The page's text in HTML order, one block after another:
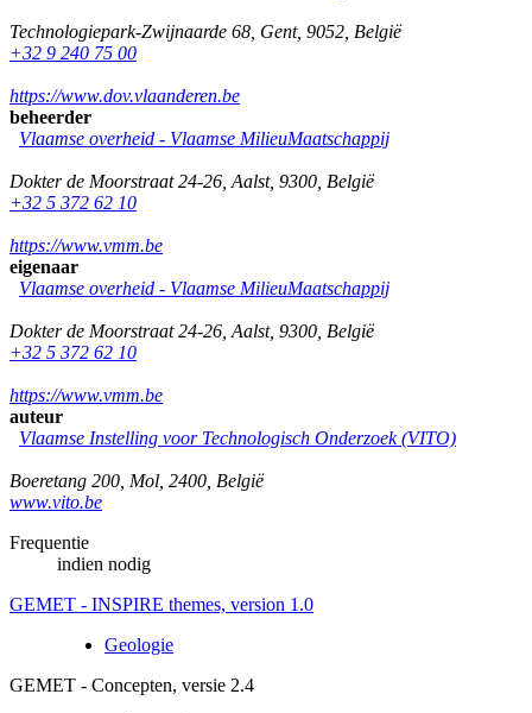
Technologiepark-Zwijnaarde 68 Gent, 9052 België
+32 9 240 75 00
https://www.dov.vlaanderen.be
beheerder
Vlaamse overheid - Vlaamse MilieuMaatschappij
Dokter de Moorstraat 24-26 Aalst, 9300 België
+32 5 372 62 10
https://www.vmm.be
eigenaar
Vlaamse overheid - Vlaamse MilieuMaatschappij
Dokter de Moorstraat 24-26 Aalst, 9300 België
+32 5 372 62 10
https://www.vmm.be
auteur
Vlaamse Instelling voor Technologisch Onderzoek (VITO)
Boeretang 200 Mol 2400 België
www.vito.be
Frequentie
indien nodig
GEMET - INSPIRE themes, version 1.0
Geologie
GEMET - Concepten, versie 2.4